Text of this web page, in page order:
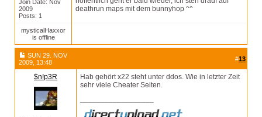
Join Date: Nov
2009
Posts: 1
deathrun maps mit dem bunnyhop ^^
mysticalHaxxor
is offline
SUN 29. NOV
2009, 13:48
#13
$n!p3R
Hab gehört x22 steht unter ddos. Wie in letzter Zeit
sehr viele Cheater Seiten.